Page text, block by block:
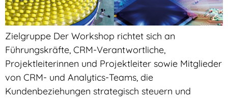
Zielgruppe Der Workshop richtet sich an
Führungskräfte, CRM-Verantwortliche,
Projektleiterinnen und Projektleiter sowie Mitglieder
von CRM- und Analytics-Teams, die
Kundenbeziehungen strategisch steuern und